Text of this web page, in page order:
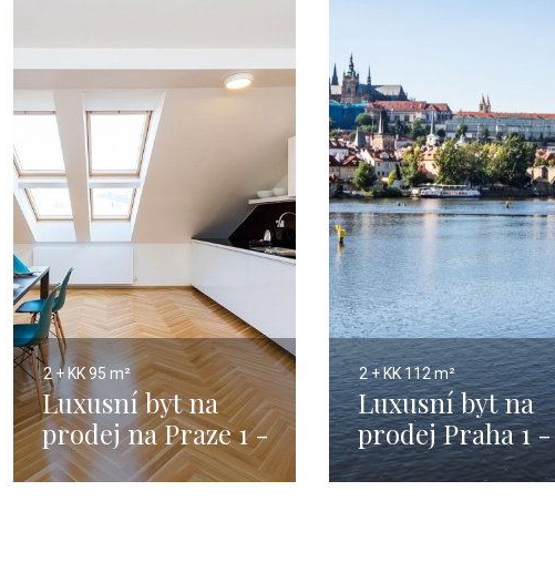
2 + KK95 m²
Luxusní byt na
prodej na Praze 1 -
95m
2 + KK112 m²
Luxusní byt na
prodej Praha 1 -
Nové Město -